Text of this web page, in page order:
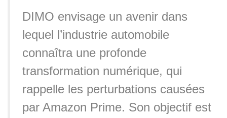
DIMO envisage un avenir dans
lequel l’industrie automobile
connaîtra une profonde
transformation numérique, qui
rappelle les perturbations causées
par Amazon Prime. Son objectif est